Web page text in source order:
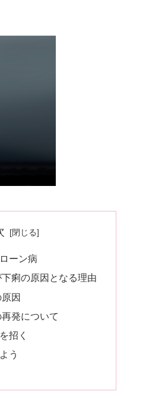
ーン病
痢の原因となる理由
因
発について
招く
う